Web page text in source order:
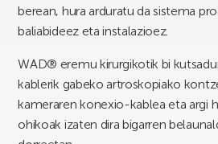
berean, hura arduratu da sistema
baliabideez eta instalazioez.
WAD® eremu kirurgikotik bi
kablerik gabeko artroskopiako
kameraren konexio-kablea eta argi
ohikoak izaten dira bigarren